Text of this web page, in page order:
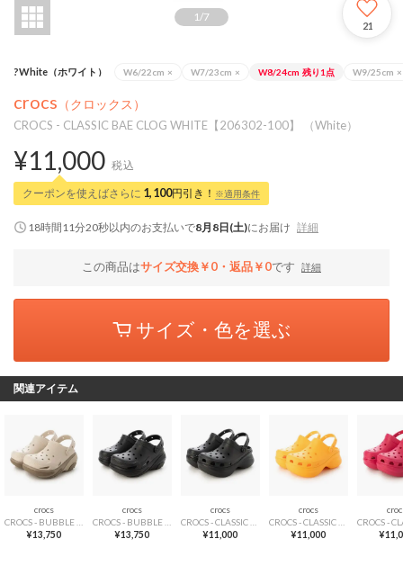
1 /7
21
?White（ホワイト） W6/22cm × W7/23cm × W8/24cm 残り1点 W9/25cm ×
crocs （クロックス）
CROCS - CLASSIC BAE CLOG WHITE【206302-100】 （White）
¥11,000 税込
クーポンを使えばさらに 1,100円引き！ ※適用条件
18時間11分19秒以内のお支払いで8月8日(土)にお届け 詳細
この商品はサイズ交換￥0・返品￥0です 詳細
サイズ・色を選ぶ
関連アイテム
crocs
¥13,750
crocs
¥13,750
crocs
¥11,000
crocs
¥11,000